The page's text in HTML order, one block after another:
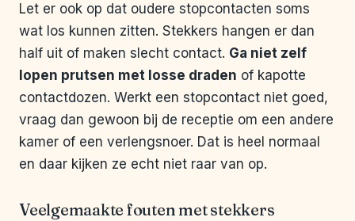
Let er ook op dat oudere stopcontacten soms
wat los kunnen zitten. Stekkers hangen er dan
half uit of maken slecht contact. Ga niet zelf
lopen prutsen met losse draden of kapotte
contactdozen. Werkt een stopcontact niet goed,
vraag dan gewoon bij de receptie om een andere
kamer of een verlengsnoer. Dat is heel normaal
en daar kijken ze echt niet raar van op.
Veelgemaakte fouten met stekkers